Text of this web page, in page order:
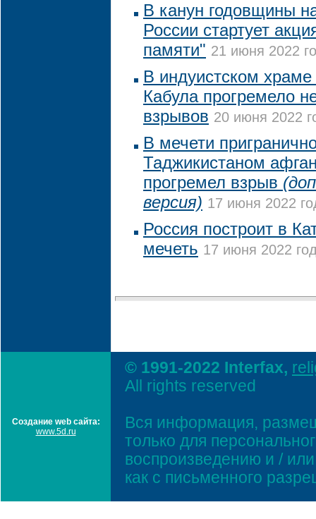
В канун годовщины
России стартует
памяти" 21 июня 2022
В индуистском
Кабула прогремело
взрывов 20 июня 2022
В мечети
Таджикистаном
прогремел взрыв
версия) 17 июня 2022
Россия построит в
мечеть 17 июня 2022
Создание web сайта:
www.5d.ru
© 1991-2022 Interfax,
All rights reserved
Вся информация,
только для
воспроизведению и /
как с письменного